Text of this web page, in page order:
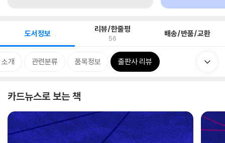
도서정보 리뷰/한줄평
56 배송/반품/교환
개 관련분류 품목정보 출판사 리뷰
카드뉴스로 보는 책